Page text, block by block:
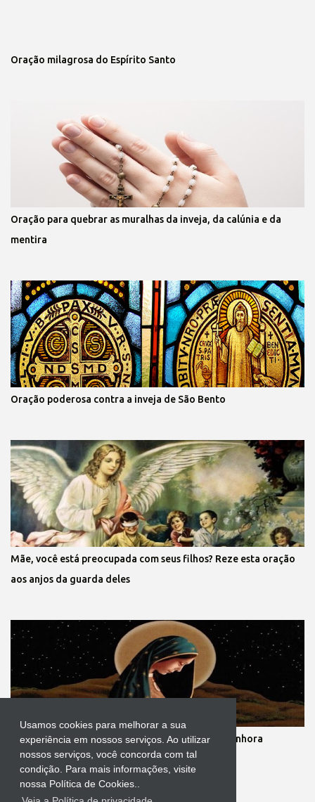
Usamos cookies para melhorar a sua
experiência em nossos serviços. Ao utilizar
nossos serviços, você concorda com tal
condição. Para mais informações, visite
nossa Política de Cookies..
Oração milagrosa do Espírito Santo
Oração para quebrar as muralhas da inveja, da calúnia e da
mentira
Oração poderosa contra a inveja de São Bento
Mãe, você está preocupada com seus filhos? Reze esta oração
aos anjos da guarda deles
Novena dos nove meses de gestação de Nossa Senhora